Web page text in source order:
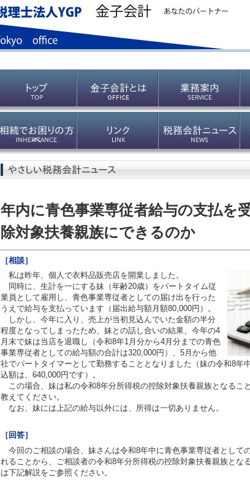
年内に青色事業専従者給与の支払を
除対象扶養親族にできるのか
［相談］
私は昨年、個人で衣料品販売店を開業しました。
同時に、生計を一にする妹（年齢20歳）をパートタイム従
業員として雇用し、青色事業専従者としての届け出を行った
うえで給与を支払っています（届出給与額月額80,000円）。
しかし、今年に入り、売上が当初見込んでいた金額の半分
程度となってしまったため、妹との話し合いの結果、今年の4
月末で妹は当店を退職し（令和8年1月分から4月分までの青色
事業専従者としての給与額の合計は320,000円）、5月から他
社でパートタイマーとして勤務することとなりました（妹の令和8年
込額は、640,000円です）。
この場合、妹は私の令和8年分所得税の控除対象扶養親族となるこ
教えてください。
なお、妹には上記の給与以外には、所得は一切ありません。
［回答］
今回のご相談の場合、妹さんは令和8年中に青色事業専従者として
れることから、ご相談者の令和8年分所得税の控除対象扶養親族とな
は下記解説をご参照ください。